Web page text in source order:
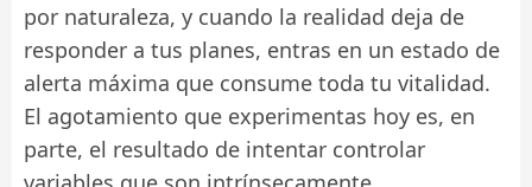
por naturaleza, y cuando la realidad deja de
responder a tus planes, entras en un estado de
alerta máxima que consume toda tu vitalidad.
El agotamiento que experimentas hoy es, en
parte, el resultado de intentar controlar